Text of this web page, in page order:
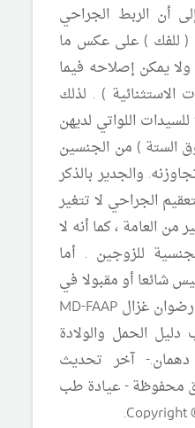
أن الربط الجراحي
( للفك ) على عكس ما
يمكن إصلاحه فيما
الاستثنائية ) . لذلك
اللواتي لديهن
الستة ) من الجنسين
والجدير بالذكر
الجراحي لا تتغير
العامة ، كما أنه لا
للزوجين . أما
شائعا أو مقبولا في
رضوان غزال MD-FAAP
الحمل والولادة
دهمان.- آخر تحديث
محفوظة - عيادة طب